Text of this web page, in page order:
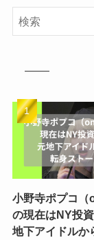
小野寺ポプコ（
の現在はNY投
地下アイドルか